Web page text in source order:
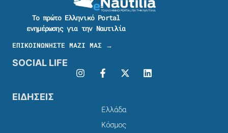
Το πρώτο Ελληνικό Portal
ενημέρωσης για την Ναυτιλία
ΕΠΙΚΟΙΝΩΝΗΣΤΕ ΜΑΖΙ ΜΑΣ →
SOCIAL LIFE
ΕΙΔΗΣΕΙΣ
Ελλάδα
Κόσμος